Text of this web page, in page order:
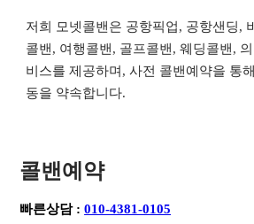
저희 모넷콜밴은 공항픽업, 공항샌딩,
콜밴, 여행콜밴, 골프콜밴, 웨딩콜밴,
비스를 제공하며, 사전 콜밴예약을 통
동을 약속합니다.
콜밴예약
빠른상담 :010-4381-0105